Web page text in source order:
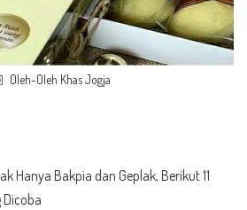
Oleh-Oleh Khas Jogja
Hanya Bakpia dan Geplak, Berikut 11